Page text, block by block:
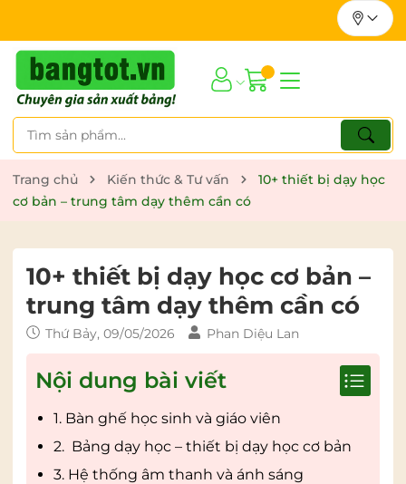
Trang chủ Kiến thức & Tư vấn
10+ thiết bị dạy học
cơ bản – trung tâm dạy thêm cần có
10+ thiết bị dạy học cơ bản –
trung tâm dạy thêm cần có
Thứ Bảy, 09/05/2026 Phan Diệu Lan
Nội dung bài viết
1. Bàn ghế học sinh và giáo viên
2. Bảng dạy học – thiết bị dạy học cơ bản
3. Hệ thống âm thanh và ánh sáng